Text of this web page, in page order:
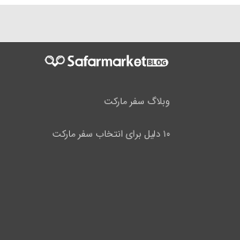
وبلاگ سفر مارکت
۱۰ دلیل برای انتخاب سفر مارکت